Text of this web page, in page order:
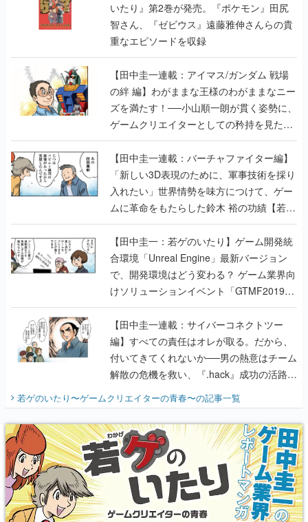
いたり』第2巻が発売。『ポケモン』田尻
智さん、『ゼビウス』遠藤雅伸さんらの貴
重なエピソードを収録
【田中圭一連載：アイマス/ガンダム 戦場
の絆 編】わがままな王様のわがままなニー
ズを満たす！──小山順一朗が貫く姿勢に、
ゲームクリエイターとしての矜持を見た
【若ゲのいたり最終回】
【田中圭一連載：バーチャファイター編】
「新しい3D表現のために、軍事技術を採り
入れたい」世界情勢を味方につけて、ゲー
ムに革命をもたらした鈴木 裕の功績【若ゲ
のいたり】
【田中圭一：若ゲのいたり】ゲーム開発統
合環境「Unreal Engine」最新バージョン
で、開発環境はどう変わる？ ゲーム業界向
けソリューションイベント「GTMF2019」
に行って、より理解を深めよう【PR】
【田中圭一連載：サイバーコネクトツー
編】すべての責任はオレが取る。だから、
付いてきてくれないか──男の熱意はチーム
解散の危機を救い、『.hack』成功の活路を
開く。業界の快男児・松山 洋に流れる血は
『少年ジャンプ』色だった【若ゲのいた
り】
若ゲのいたり〜ゲームクリエイターの青春〜の記事一覧